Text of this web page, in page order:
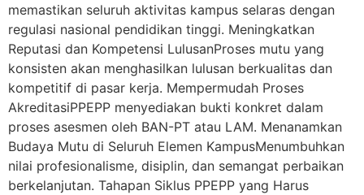
memastikan seluruh aktivitas kampus selaras dengan
regulasi nasional pendidikan tinggi. Meningkatkan
Reputasi dan Kompetensi LulusanProses mutu yang
konsisten akan menghasilkan lulusan berkualitas dan
kompetitif di pasar kerja. Mempermudah Proses
AkreditasiPPEPP menyediakan bukti konkret dalam
proses asesmen oleh BAN-PT atau LAM. Menanamkan
Budaya Mutu di Seluruh Elemen KampusMenumbuhkan
nilai profesionalisme, disiplin, dan semangat perbaikan
berkelanjutan. Tahapan Siklus PPEPP yang Harus